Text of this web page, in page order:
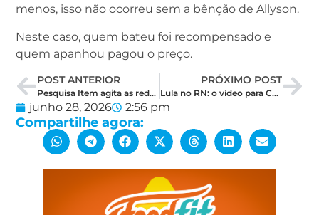
menos, isso não ocorreu sem a bênção de Allyson.
Neste caso, quem bateu foi recompensado e
quem apanhou pagou o preço.
POST ANTERIOR
Pesquisa Item agita as redes sociais: pré-candidatos comemoram números e aquecem a disputa
PRÓXIMO POST
Lula no RN: o vídeo para Cadu virou o centro das expectativas
junho 28, 2026 2:56 pm
Compartilhe agora: